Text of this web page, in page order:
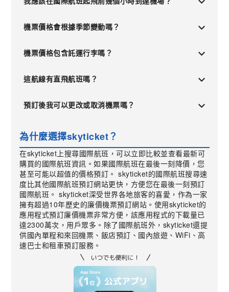
機票價格會根據季節變動嗎？
機票價格包含託運行李嗎？
這航線有直飛航班嗎？
預訂後我可以更改或取消機票嗎？
為什麼選擇skyticket？
在skyticket上搜尋國際航班，可以立即比較並查看最新可
購買的國際航班資訊。如果國際航班在最後一刻降價，您
甚至可能以超值的價格預訂。 skyticket的國際航班搜尋速
度比其他國際航班預訂網站更快，方便您在最後一刻預訂
國際航班。 skyticket深受世界各地旅客的喜愛，作為一家
擁有超過10年歷史的廉價機票預訂網站。使用skyticket的
應用程式預訂廉價機票非常方便，該應用程式的下載量已
達2300萬次，用戶眾多。除了國際航班外，skyticket還提
供國內單程和來回機票、飯店預訂、國內旅遊、WiFi、高
速巴士和租車預訂服務。